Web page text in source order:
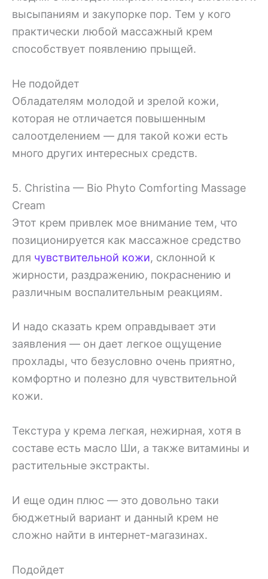
высыпаниям и закупорке пор. Тем у кого
практически любой массажный крем
способствует появлению прыщей.
Не подойдет
Обладателям молодой и зрелой кожи,
которая не отличается повышенным
салоотделением — для такой кожи есть
много других интересных средств.
5. Christina — Bio Phyto Comforting Massage
Cream
Этот крем привлек мое внимание тем, что
позиционируется как массажное средство
для чувствительной кожи, склонной к
жирности, раздражению, покраснению и
различным воспалительным реакциям.
И надо сказать крем оправдывает эти
заявления — он дает легкое ощущение
прохлады, что безусловно очень приятно,
комфортно и полезно для чувствительной
кожи.
Текстура у крема легкая, нежирная, хотя в
составе есть масло Ши, а также витамины и
растительные экстракты.
И еще один плюс — это довольно таки
бюджетный вариант и данный крем не
сложно найти в интернет-магазинах.
Подойдет